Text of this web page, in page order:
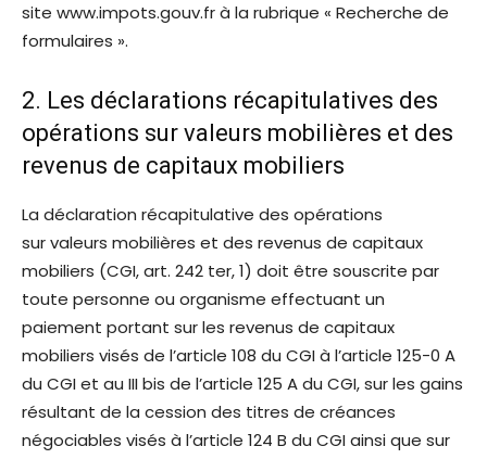
site www.impots.gouv.fr à la rubrique « Recherche de
formulaires ».
2. Les déclarations récapitulatives des
opérations sur valeurs mobilières et des
revenus de capitaux mobiliers
La déclaration récapitulative des opérations
sur valeurs mobilières et des revenus de capitaux
mobiliers (CGI, art. 242 ter, 1) doit être souscrite par
toute personne ou organisme effectuant un
paiement portant sur les revenus de capitaux
mobiliers visés de l’article 108 du CGI à l’article 125-0 A
du CGI et au III bis de l’article 125 A du CGI, sur les gains
résultant de la cession des titres de créances
négociables visés à l’article 124 B du CGI ainsi que sur